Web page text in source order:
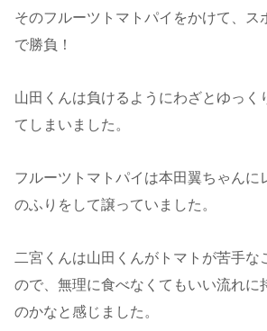
そのフルーツトマトパイをかけて、ス
で勝負！
山田くんは負けるようにわざとゆっく
てしまいました。
フルーツトマトパイは本田翼ちゃんに
のふりをして譲っていました。
二宮くんは山田くんがトマトが苦手な
ので、無理に食べなくてもいい流れに
のかなと感じました。